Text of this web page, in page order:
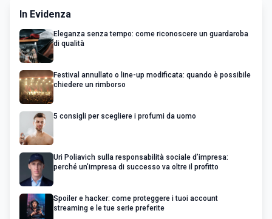
In Evidenza
Eleganza senza tempo: come riconoscere un guardaroba
di qualità
Festival annullato o line-up modificata: quando è possibile
chiedere un rimborso
5 consigli per scegliere i profumi da uomo
Uri Poliavich sulla responsabilità sociale d’impresa:
perché un’impresa di successo va oltre il profitto
Spoiler e hacker: come proteggere i tuoi account
streaming e le tue serie preferite